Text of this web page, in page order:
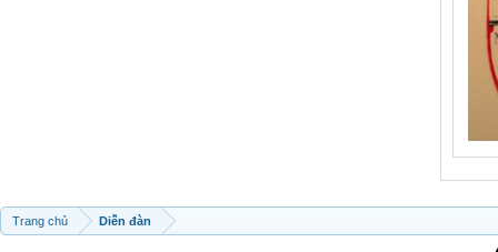
Trang chủ Diễn đàn